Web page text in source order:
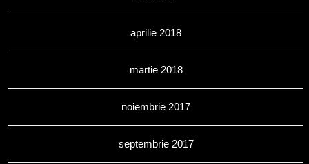
aprilie 2018
martie 2018
noiembrie 2017
septembrie 2017